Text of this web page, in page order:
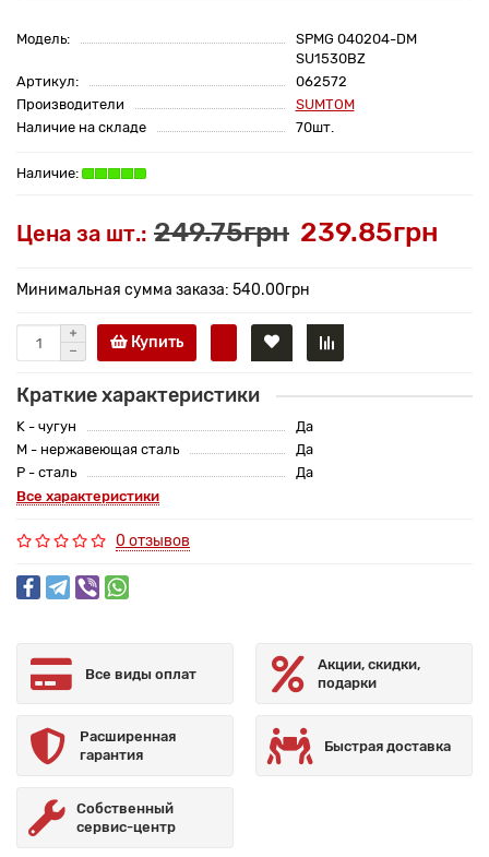
Модель:
SPMG 040204-DM
SU1530BZ
Артикул:
062572
Производители
SUMTOM
Наличие на складе
70шт.
Цена за шт.: 249.75грн 239.85грн
Минимальная сумма заказа: 540.00грн
Купить
Краткие характеристики
K - чугун
Да
M - нержавеющая сталь
Да
P - сталь
Да
Все характеристики
0 отзывов
Все виды оплат
Акции, скидки,
подарки
Расширенная
гарантия
Быстрая доставка
Собственный
сервис-центр